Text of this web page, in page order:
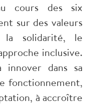
cours des six
sur des valeurs
la solidarité, le
inclusive.
innover dans sa
fonctionnement,
à accroître